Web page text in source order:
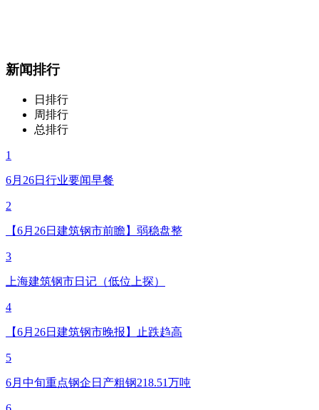
新闻排行
日排行
周排行
总排行
1
6月26日行业要闻早餐
2
【6月26日建筑钢市前瞻】弱稳盘整
3
上海建筑钢市日记（低位上探）
4
【6月26日建筑钢市晚报】止跌趋高
5
6月中旬重点钢企日产粗钢218.51万吨